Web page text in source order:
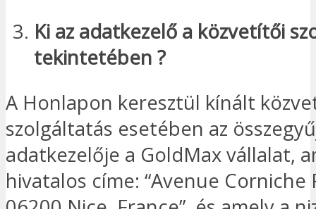
Ki azadatkezelő a közvetítői
tekintetében ?
A Honlapon keresztül kínált
szolgáltatás esetében az
adatkezelője a GoldMax vállalat,
hivatalos címe: “Avenue Corniche